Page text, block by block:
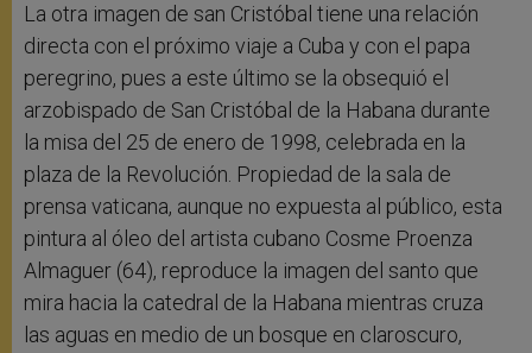
La otra imagen de san Cristóbal tiene una relación
directa con el próximo viaje a Cuba y con el papa
peregrino, pues a este último se la obsequió el
arzobispado de San Cristóbal de la Habana durante
la misa del 25 de enero de 1998, celebrada en la
plaza de la Revolución. Propiedad de la sala de
prensa vaticana, aunque no expuesta al público, esta
pintura al óleo del artista cubano Cosme Proenza
Almaguer (64), reproduce la imagen del santo que
mira hacia la catedral de la Habana mientras cruza
las aguas en medio de un bosque en claroscuro,